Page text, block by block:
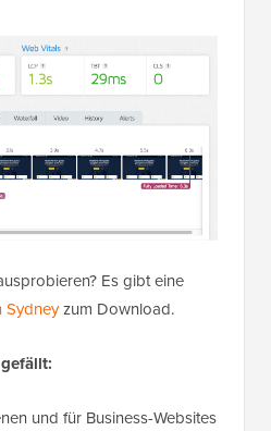
Es gibt eine
Sydneyzum Download.
und für Business-Websites